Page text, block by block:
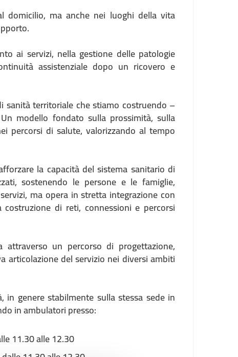
domicilio, ma anche nei luoghi della vita
ai servizi, nella gestione delle patologie
assistenziale dopo un ricovero e
sanità territoriale che stiamo costruendo –
modello fondato sulla prossimità, sulla
percorsi di salute, valorizzando al tempo
la capacità del sistema sanitario di
sostenendo le persone e le famiglie,
ma opera in stretta integrazione con
di reti, connessioni e percorsi
attraverso un percorso di progettazione,
articolazione del servizio nei diversi ambiti
genere stabilmente sulla stessa sede in
in ambulatori presso:
11.30 alle 12.30